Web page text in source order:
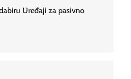
Uređaji za pasivno